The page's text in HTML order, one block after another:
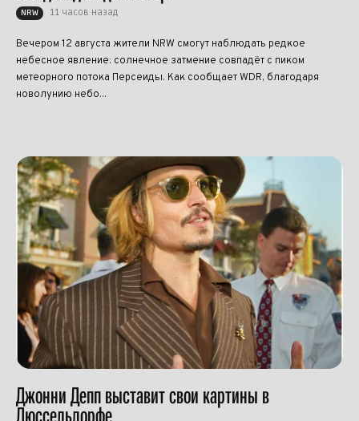
NRW 11 часов назад
Вечером 12 августа жители NRW смогут наблюдать редкое
небесное явление: солнечное затмение совпадёт с пиком
метеорного потока Персеиды. Как сообщает WDR, благодаря
новолунию небо...
Джонни Депп выставит свои картины в
Дюссельдорфе